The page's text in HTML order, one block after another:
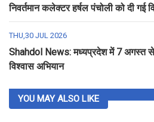
निवर्तमान कलेक्टर हर्षल पंचोली को दी गई
THU,30 JUL 2026
Shahdol News: मध्यप्रदेश में 7 अगस्त से
विश्वास अभियान
YOU MAY ALSO LIKE